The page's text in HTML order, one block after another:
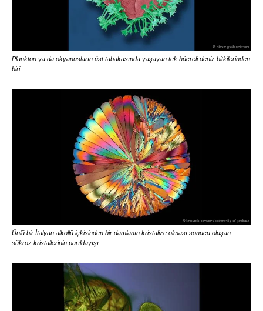
Plankton ya da okyanusların üst tabakasında yaşayan tek hücreli deniz bitkilerinden
biri
Ünlü bir İtalyan alkollü içkisinden bir damlanın kristalize olması sonucu oluşan
sükroz kristallerinin parıldayışı